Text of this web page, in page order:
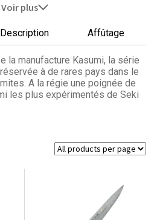
Voir plus
Description Affûtage
la manufacture Kasumi, la série
à de rares pays dans le
A la régie une poignée de
les plus expérimentés de Seki